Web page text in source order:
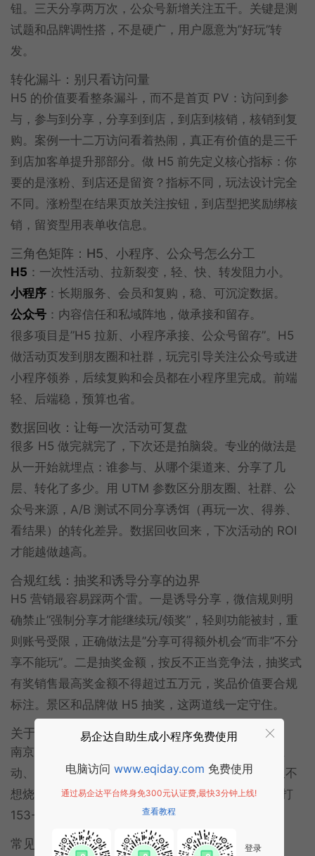
钮。三天分享两万次，公众号新增关注五千。关键是测
试题和品牌调性搭，不是硬广，用户愿意为”好玩”转
发。
转化漏斗：别只看访问量
H5 的价值要看整条漏斗，而不是首页 PV：访问到参
与，参与到分享，分享到到店，到店到核销，核销到复
购。案例一十二万访问看着热闹，真正有价值的是三千
到店加客单提升那部分。做 H5 前先定义核心指标：你
要的是涨粉、到店还是留资？指标不同，玩法设计完全
不同。涨粉型在结果页放关注按钮，到店型把奖励绑核
销，留资型用表单收信息。
三角色矩阵：H5、小程序、公众号怎么分工
H5 ：一次性活动、拉新裂变，轻、快、转发阻力小。
小程序 ：长期服务、会员和复购，稳、可沉淀数据。
公众号 ：内容信任和私域阵地，做承接和留存。
很多项目是”H5 拉新、小程序承接、公众号留存”。H5
做活动页发到朋友圈和社群，玩完引导关注公众号或进
小程序领券，后续复购和会员都在小程序里完成。前端
轻、后端稳，预算也省。
数据回收：让每一次活动可复盘
很多 H5 做完就完了，下次还是拍脑袋。专业的做法是
从一开始就埋点：谁参与、从哪个渠道来、分享了几
层、转化了多少。用 UTM 参数区分朋友圈、社群、公
众号来源，A/B 测试不同分享诱饵（再玩一次、得券、
看结果）的转化差异。数据回收回来，下次活动的 ROI
才能越做越高。
合规红线：抽奖和诱导分享的边界
H5 营销最容易踩两个雷。一是诱导分享，微信规则明
确禁止”强制分享才能继续玩/领奖”，轻则功能被封，重
则账号受限，正确做法是”分享可得额外机会”而非”不分
享不能玩”。二是抽奖金额，按反不正当竞争法，抽奖式
有奖销售最高奖金额不得超过五万元，奖品价值要合规
标注。景区和品牌做 H5 抽奖，这两道线一定守住。
关于南京易企达
南京易企达网络科技是微信官方合作伙伴，做 H5 互
动、小程序和公众号开发十年以上。暑期想做活动又不
想烧钱，H5 是个性价比高的选择。南京本地聊方案打
153-6509-2437。
常见问题
易企达自助生成小程序免费使用
电脑访问 www.eqiday.com 免费使用
通过易企达平台终身免300元认证费,最快3分钟上线!
查看教程
登录